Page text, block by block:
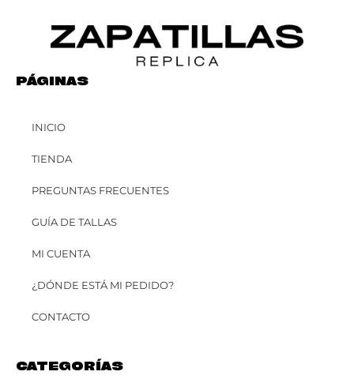
PÁGINAS
INICIO
TIENDA
PREGUNTAS FRECUENTES
GUÍA DE TALLAS
MI CUENTA
¿DÓNDE ESTÁ MI PEDIDO?
CONTACTO
CATEGORÍAS